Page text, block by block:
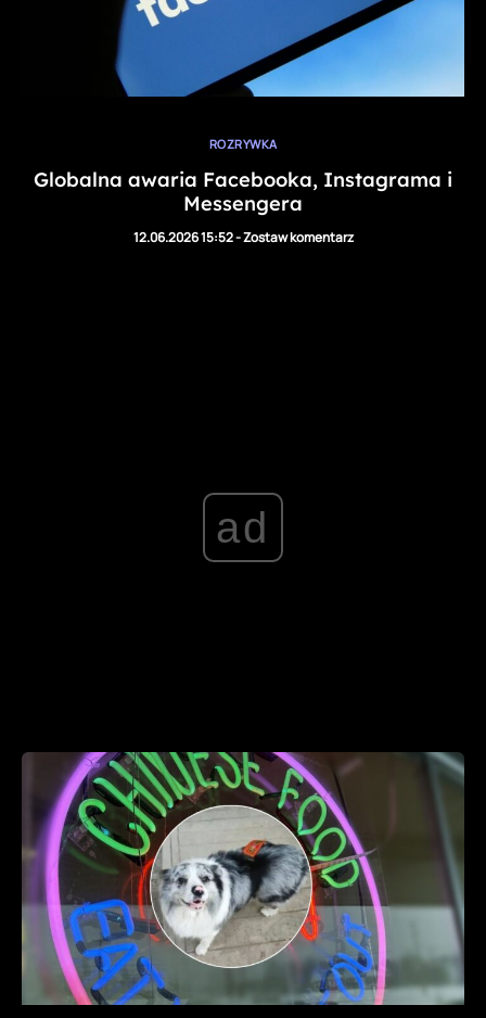
ROZRYWKA
Globalna awaria Facebooka, Instagrama i
Messengera
12.06.2026 15:52-Zostaw komentarz
ad